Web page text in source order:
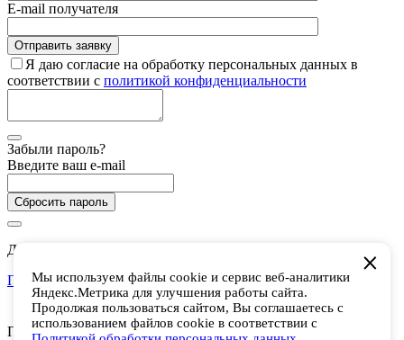
E-mail получателя
Я даю согласие на обработку персональных данных в
соответствии с политикой конфиденциальности
Забыли пароль?
Введите ваш e-mail
Сбросить пароль
Дарим 5 000 баллов на покупки в CHUKCHA
Присоединиться
Есть аккаунт? Войти
Присоединяйтесь к программе лояльности и получайте 5 000
Мы используем файлы cookie и сервис веб-аналитики
Яндекс.Метрика для улучшения работы сайта.
Продолжая пользоваться сайтом, Вы соглашаетесь с
использованием файлов cookie в соответствии с